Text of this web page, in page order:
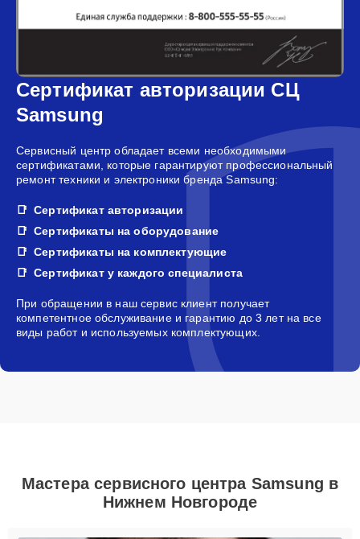
Сертификат авторизации СЦ
Samsung
Сервисный центр обладает всеми необходимыми
сертификатами, которые гарантируют профессиональный
ремонт техники и электроники бренда Samsung:
Сертификат авторизации
Сертификаты на оборудование
Сертификаты на комплектующие
Сертификат у каждого специалиста
При обращении в наш сервис клиент получает
компетентное обслуживание и гарантию до 3 лет на все
виды работ и используемых комплектующих.
Мастера сервисного центра Samsung в
Нижнем Новгороде